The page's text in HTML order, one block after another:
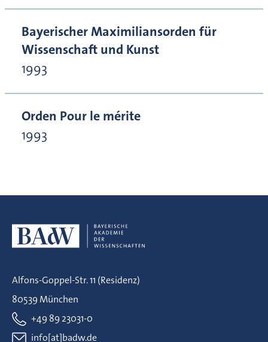
Bayerischer Maximiliansorden für
Wissenschaft und Kunst
1993
Orden Pour le mérite
1993
Alfons-Goppel-Str. 11 (Residenz)
80539 München
+49 89 23031-0
info[at]badw.de